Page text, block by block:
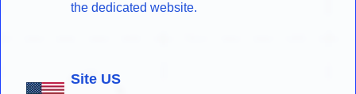
the dedicated website.
Site US